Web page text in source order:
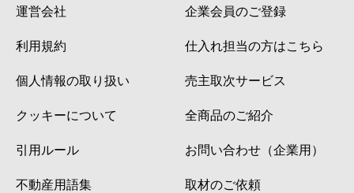
運営会社
利用規約
個人情報の取り扱い
クッキーについて
引用ルール
不動産用語集
企業会員のご登録
仕入れ担当の方はこちら
売主取次サービス
全商品のご紹介
お問い合わせ（企業用）
取材のご依頼